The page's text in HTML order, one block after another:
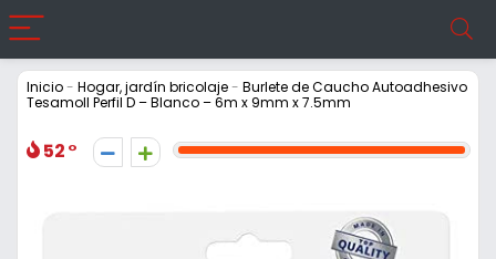
Inicio- Hogar, jardín bricolaje- Burlete de Caucho Autoadhesivo
Tesamoll Perfil D – Blanco – 6m x 9mm x 7.5mm
52